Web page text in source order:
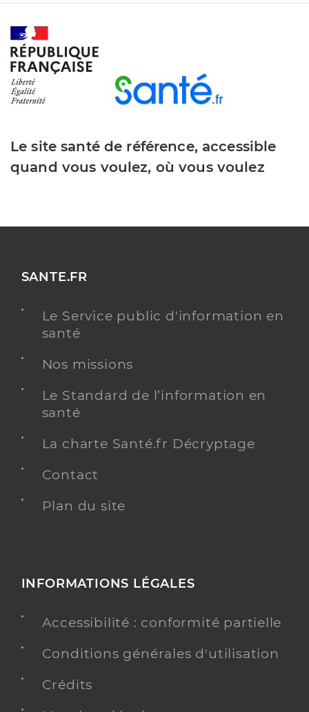
Le site santé de référence, accessible
quand vous voulez, où vous voulez
SANTE.FR
Le Service public d'information en
santé
Nos missions
Le Standard de l’information en
santé
La charte Santé.fr Décryptage
Contact
Plan du site
INFORMATIONS LÉGALES
Accessibilité : conformité partielle
Conditions générales d'utilisation
Crédits